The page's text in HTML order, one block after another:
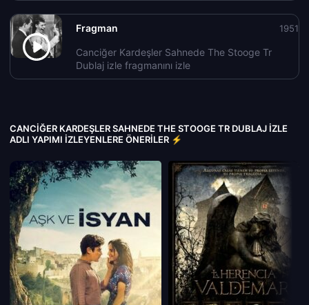
Fragman
Canciğer Kardeşler Sahnede The Stooge Tr
Dublaj izle fragmanını izle
1951
CANCIĞER KARDEŞLER SAHNEDE THE STOOGE TR DUBLAJ IZLE
ADLI YAPIMI İZLEYENLERE ÖNERILER ⚡